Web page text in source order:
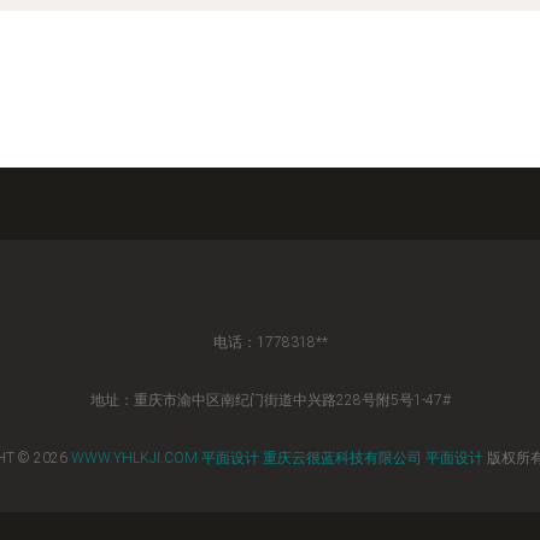
电话：1778318**
地址：重庆市渝中区南纪门街道中兴路228号附5号1-47#
© 2026 WWW.YHLKJI.COM 平面设计 重庆云很蓝科技有限公司 平面设计版权所